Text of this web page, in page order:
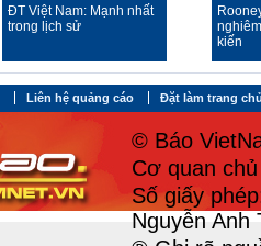
ĐT Việt Nam: Mạnh nhất
trong lịch sử
kiến
Liên hệ quảng cáo Đặt làm trang
© Báo
Cơ quan
Số giấy
Nguyễn Anh